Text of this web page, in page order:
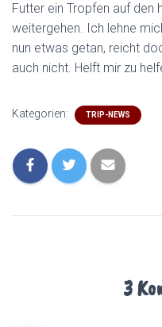
Futter ein Tropfen auf den
weitergehen. Ich lehne
nun etwas getan, reicht
auch nicht. Helft mir zu
Kategorien: TRIP-NEWS
3